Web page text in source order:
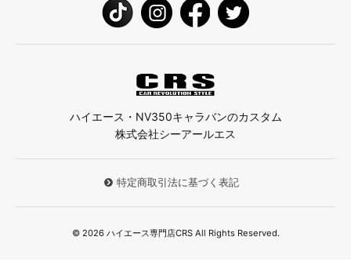
ハイエース・NV350キャラバンのカスタム
株式会社シーアールエス
特定商取引法に基づく表記
© 2026 ハイエース専門店CRS All Rights Reserved.